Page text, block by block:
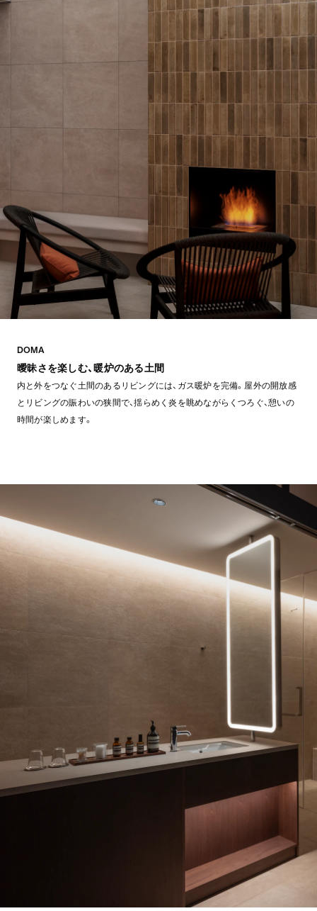
DOMA
曖昧さを楽しむ、暖炉のある土間
内と外をつなぐ土間のあるリビングには、ガス暖炉を完備。屋外の開放感
とリビングの賑わいの狭間で、揺らめく炎を眺めながらくつろぐ、憩いの
時間が楽しめます。